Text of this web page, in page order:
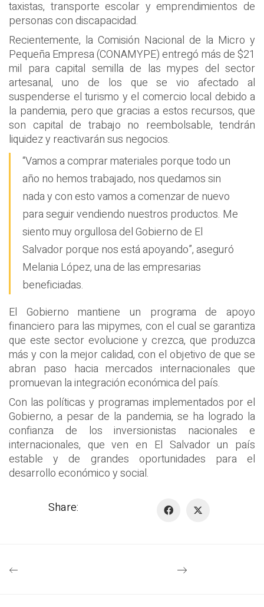
taxistas, transporte escolar y emprendimientos de
personas con discapacidad.
Recientemente, la Comisión Nacional de la Micro y
Pequeña Empresa (CONAMYPE) entregó más de $21
mil para capital semilla de las mypes del sector
artesanal, uno de los que se vio afectado al
suspenderse el turismo y el comercio local debido a
la pandemia, pero que gracias a estos recursos, que
son capital de trabajo no reembolsable, tendrán
liquidez y reactivarán sus negocios.
“Vamos a comprar materiales porque todo un
año no hemos trabajado, nos quedamos sin
nada y con esto vamos a comenzar de nuevo
para seguir vendiendo nuestros productos. Me
siento muy orgullosa del Gobierno de El
Salvador porque nos está apoyando”, aseguró
Melania López, una de las empresarias
beneficiadas.
El Gobierno mantiene un programa de apoyo
financiero para las mipymes, con el cual se garantiza
que este sector evolucione y crezca, que produzca
más y con la mejor calidad, con el objetivo de que se
abran paso hacia mercados internacionales que
promuevan la integración económica del país.
Con las políticas y programas implementados por el
Gobierno, a pesar de la pandemia, se ha logrado la
confianza de los inversionistas nacionales e
internacionales, que ven en El Salvador un país
estable y de grandes oportunidades para el
desarrollo económico y social.
Share: